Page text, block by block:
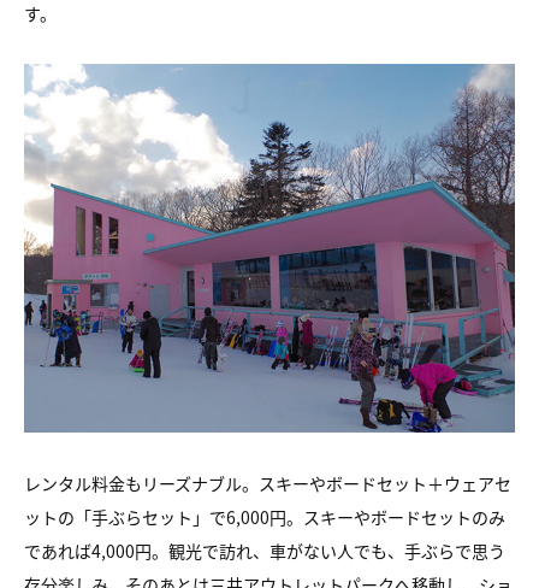
す。
レンタル料金もリーズナブル。スキーやボードセット＋ウェアセ
ットの「手ぶらセット」で6,000円。スキーやボードセットのみ
であれば4,000円。観光で訪れ、車がない人でも、手ぶらで思う